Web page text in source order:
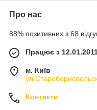
Про нас
88% позитивних з 68
Працює з
м. Київ
Контакти